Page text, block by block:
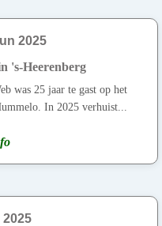
2025
's-Heerenberg
was 25 jaar te gast op het
In 2025 verhuist...
2025